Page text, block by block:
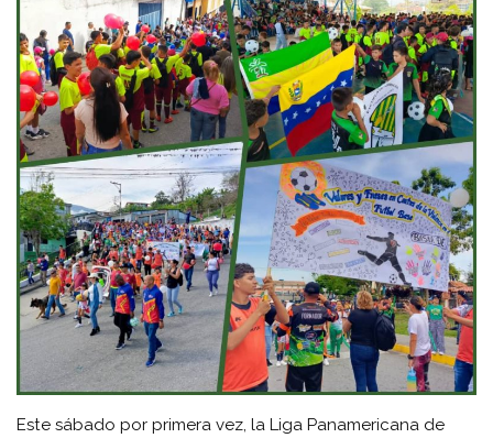
Este sábado por primera vez, la Liga Panamericana de